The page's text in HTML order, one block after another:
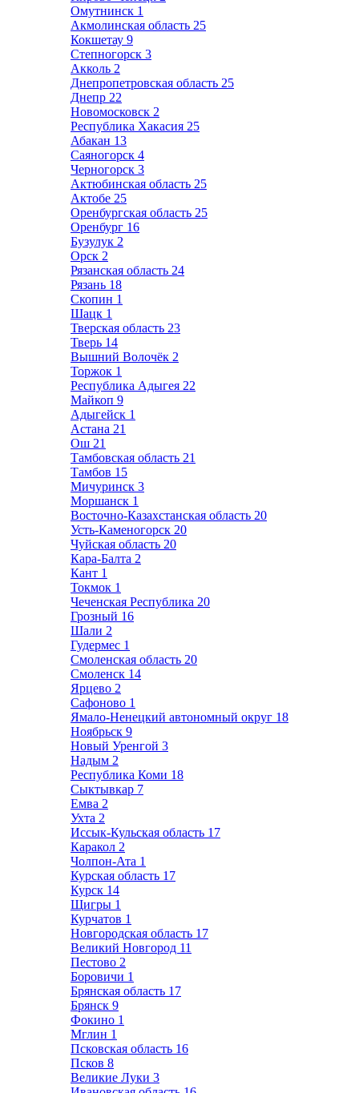
Омутнинск 1
Акмолинская область 25
Кокшетау 9
Степногорск 3
Акколь 2
Днепропетровская область 25
Днепр 22
Новомосковск 2
Республика Хакасия 25
Абакан 13
Саяногорск 4
Черногорск 3
Актюбинская область 25
Актобе 25
Оренбургская область 25
Оренбург 16
Бузулук 2
Орск 2
Рязанская область 24
Рязань 18
Скопин 1
Шацк 1
Тверская область 23
Тверь 14
Вышний Волочёк 2
Торжок 1
Республика Адыгея 22
Майкоп 9
Адыгейск 1
Астана 21
Ош 21
Тамбовская область 21
Тамбов 15
Мичуринск 3
Моршанск 1
Восточно-Казахстанская область 20
Усть-Каменогорск 20
Чуйская область 20
Кара-Балта 2
Кант 1
Токмок 1
Чеченская Республика 20
Грозный 16
Шали 2
Гудермес 1
Смоленская область 20
Смоленск 14
Ярцево 2
Сафоново 1
Ямало-Ненецкий автономный округ 18
Ноябрьск 9
Новый Уренгой 3
Надым 2
Республика Коми 18
Сыктывкар 7
Емва 2
Ухта 2
Иссык-Кульская область 17
Каракол 2
Чолпон-Ата 1
Курская область 17
Курск 14
Щигры 1
Курчатов 1
Новгородская область 17
Великий Новгород 11
Пестово 2
Боровичи 1
Брянская область 17
Брянск 9
Фокино 1
Мглин 1
Псковская область 16
Псков 8
Великие Луки 3